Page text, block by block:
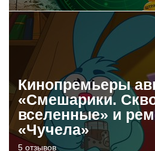
Кинопремьеры
«Смешарики.
вселенные» и
«Чучела»
5 отзывов